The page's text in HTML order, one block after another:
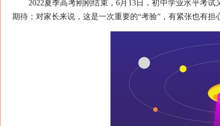
2022夏季高考刚刚结束，6月13日，初中学业水平考试
期待；对家长来说，这是一次重要的“考验”，有紧张也有担